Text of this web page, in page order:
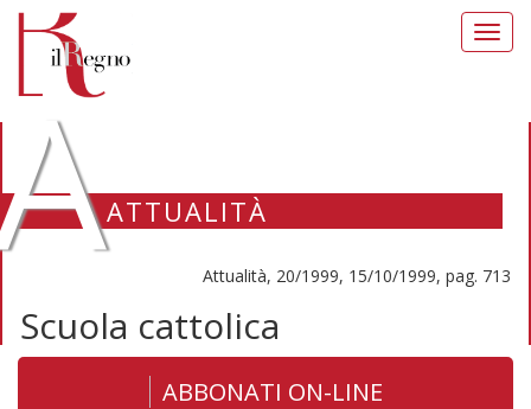
ATTUALITÀ
Attualità, 20/1999, 15/10/1999, pag. 713
Scuola cattolica
ABBONATI ON-LINE